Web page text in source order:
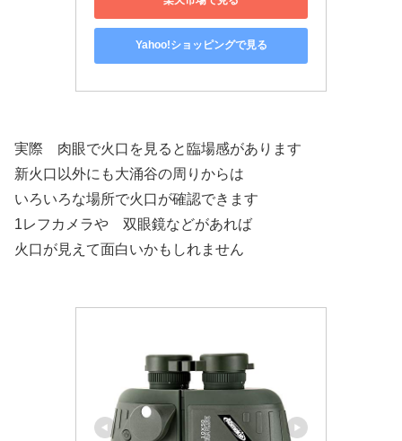
Yahoo!ショッピングで見る
実際 肉眼で火口を見ると臨場感があります
新火口以外にも大涌谷の周りからは
いろいろな場所で火口が確認できます
1レフカメラや 双眼鏡などがあれば
火口が見えて面白いかもしれません